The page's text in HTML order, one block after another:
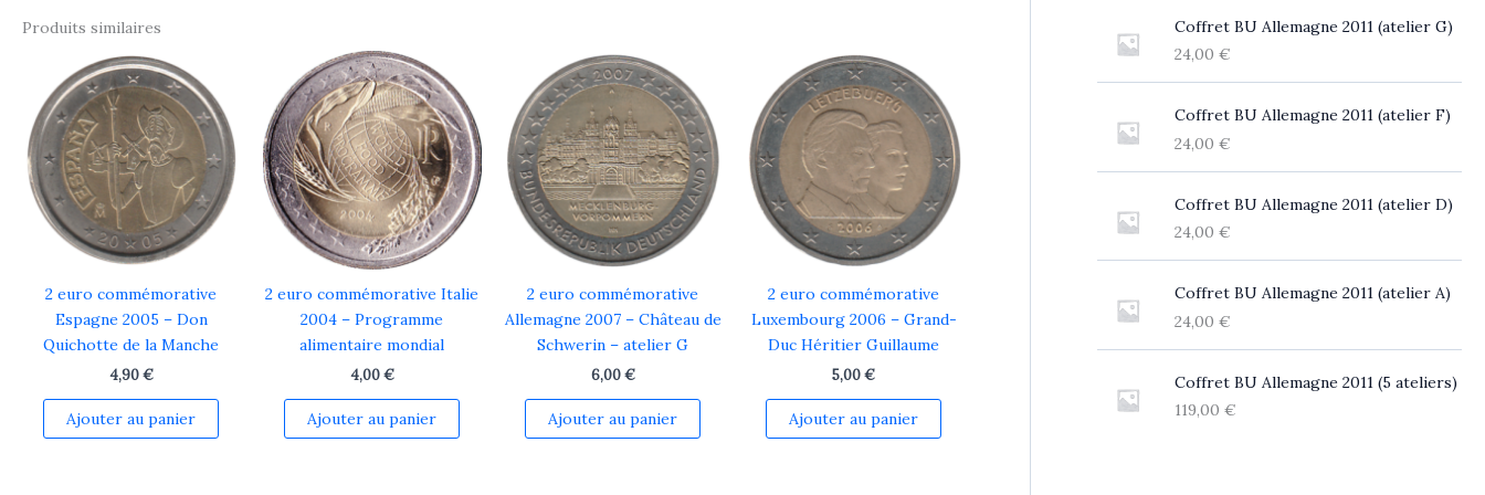
Produits similaires
2 euro commémorative
Espagne 2005 – Don
Quichotte de la Manche
4,90€
Ajouter au panier
2 euro commémorative Italie
2004 – Programme
alimentaire mondial
4,00€
Ajouter au panier
2 euro commémorative
Allemagne 2007 – Château de
Schwerin – atelier G
6,00€
Ajouter au panier
2 euro commémorative
Luxembourg 2006 – Grand-
Duc Héritier Guillaume
5,00€
Ajouter au panier
Coffret BU Allemagne 2011 (atelier G)
24,00 €
Coffret BU Allemagne 2011 (atelier F)
24,00 €
Coffret BU Allemagne 2011 (atelier D)
24,00 €
Coffret BU Allemagne 2011 (atelier A)
24,00 €
Coffret BU Allemagne 2011 (5 ateliers)
119,00 €